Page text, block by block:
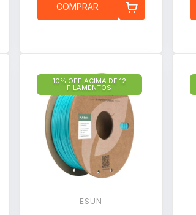
COMPRAR
10% OFF ACIMA DE 12
FILAMENTOS
ESUN